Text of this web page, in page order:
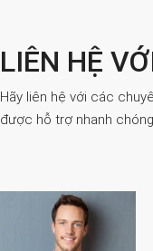
LIÊN HỆ
Hãy liên hệ với các
được hỗ trợ nhanh